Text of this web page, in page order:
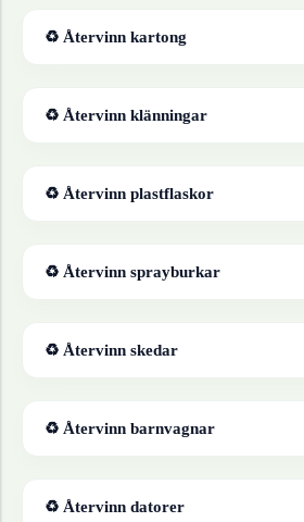
♻ Återvinn kartong
♻ Återvinn klänningar
♻ Återvinn plastflaskor
♻ Återvinn sprayburkar
♻ Återvinn skedar
♻ Återvinn barnvagnar
♻ Återvinn datorer